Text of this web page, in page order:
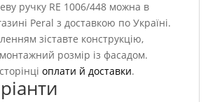
ручку RE 1006/448 можна в
Peral з доставкою по Україні.
зіставте конструкцію,
розмір із фасадом.
оплати й доставки.